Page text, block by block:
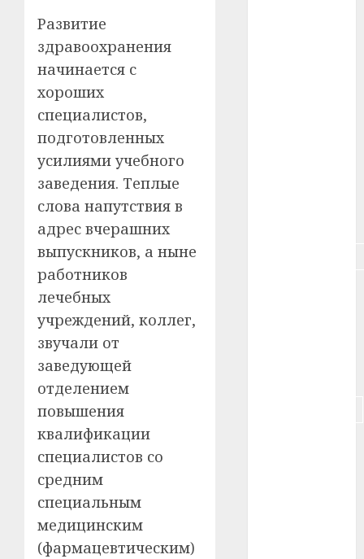
Развитие
здравоохранения
начинается с
хороших
специалистов,
подготовленных
усилиями учебного
заведения. Теплые
слова напутствия в
адрес вчерашних
выпускников, а ныне
работников
лечебных
учреждений, коллег,
звучали от
заведующей
отделением
повышения
квалификации
специалистов со
средним
специальным
медицинским
(фармацевтическим)